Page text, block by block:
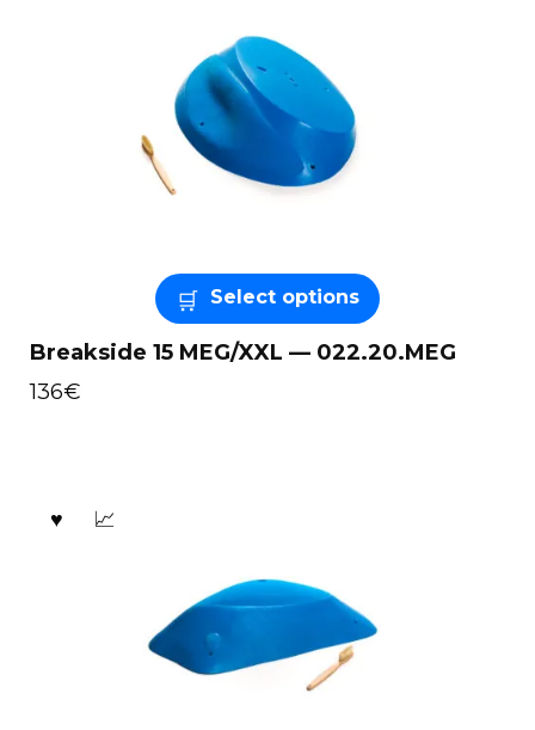
Select options
Breakside 15 MEG/XXL — 022.20.MEG
136€